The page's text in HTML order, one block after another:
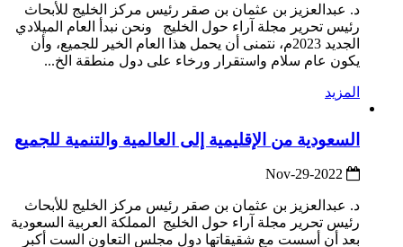
د. عبدالعزيز بن عثمان بن صقر رئيس مركز الخليج للأبحاث
رئيس تحرير مجلة آراء حول الخليج ونحن نبدأ العام الميلادي
الجديد 2023م، نتمنى أن يحمل هذا العام الخير للجميع، وأن
يكون عام سلام واستقرار ورخاء على دول منطقة الخ...
المزيد
السعودية من الإقليمية إلى العالمية والتنمية للجميع
د. عبدالعزيز بن عثمان بن صقر رئيس مركز الخليج للأبحاث
رئيس تحرير مجلة آراء حول الخليج المملكة العربية السعودية
بعد أن أسست مع شقيقاتها دول مجلس التعاون الست أكبر